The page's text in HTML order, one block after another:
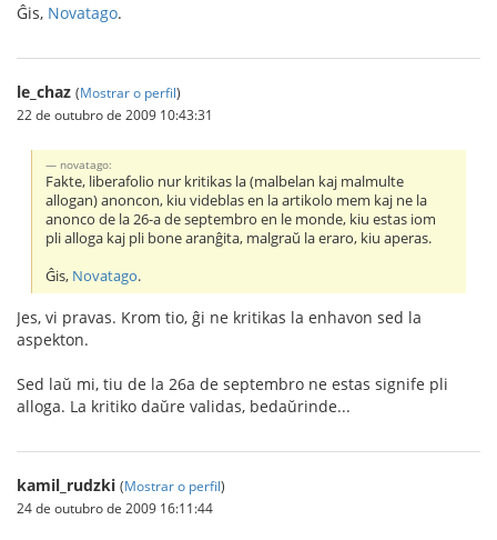
Ĝis, Novatago.
le_chaz (Mostrar o perfil)
22 de outubro de 2009 10:43:31
novatago:
Fakte, liberafolio nur kritikas la (malbelan kaj malmulte
allogan) anoncon, kiu videblas en la artikolo mem kaj ne la
anonco de la 26-a de septembro en le monde, kiu estas iom
pli alloga kaj pli bone aranĝita, malgraŭ la eraro, kiu aperas.
Ĝis, Novatago.
Jes, vi pravas. Krom tio, ĝi ne kritikas la enhavon sed la
aspekton.
Sed laŭ mi, tiu de la 26a de septembro ne estas signife pli
alloga. La kritiko daŭre validas, bedaŭrinde...
kamil_rudzki (Mostrar o perfil)
24 de outubro de 2009 16:11:44